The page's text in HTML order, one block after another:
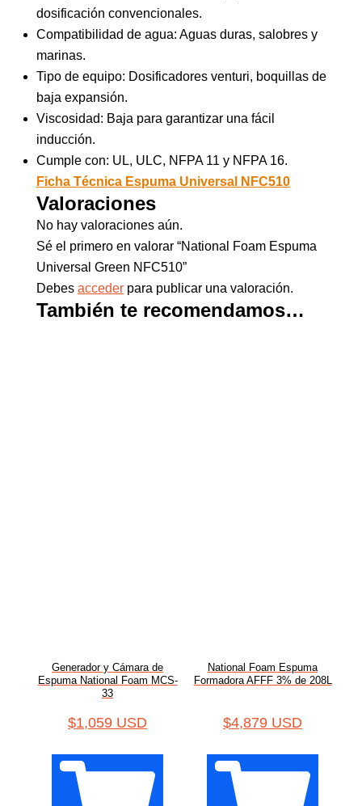
dosificación convencionales.
Compatibilidad de agua: Aguas duras, salobres y
marinas.
Tipo de equipo: Dosificadores venturi, boquillas de
baja expansión.
Viscosidad: Baja para garantizar una fácil
inducción.
Cumple con: UL, ULC, NFPA 11 y NFPA 16.
Ficha Técnica Espuma Universal NFC510
Valoraciones
No hay valoraciones aún.
Sé el primero en valorar “National Foam Espuma
Universal Green NFC510”
Debes acceder para publicar una valoración.
También te recomendamos…
Generador y Cámara de
Espuma National Foam MCS-
33
$1,059 USD
National Foam Espuma
Formadora AFFF 3% de 208L
$4,879 USD